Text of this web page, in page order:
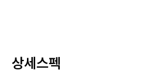
상세스펙